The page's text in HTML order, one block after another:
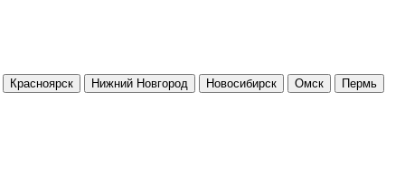
Красноярск Нижний Новгород Новосибирск Омск
Пермь